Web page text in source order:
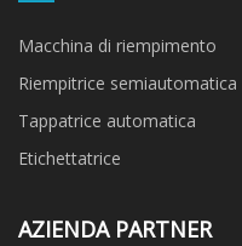
Macchina di riempimento
Riempitrice semiautomatica
Tappatrice automatica
Etichettatrice
AZIENDA PARTNER